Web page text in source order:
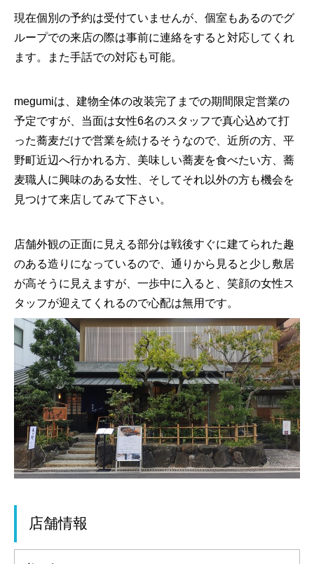
現在個別の予約は受付ていませんが、個室もあるのでグ
ループでの来店の際は事前に連絡をすると対応してくれ
ます。また手話での対応も可能。
megumiは、建物全体の改装完了までの期間限定営業の
予定ですが、当面は女性6名のスタッフで真心込めて打
った蕎麦だけで営業を続けるそうなので、近所の方、平
野町近辺へ行かれる方、美味しい蕎麦を食べたい方、蕎
麦職人に興味のある女性、そしてそれ以外の方も機会を
見つけて来店してみて下さい。
店舗外観の正面に見える部分は戦後すぐに建てられた趣
のある造りになっているので、通りから見ると少し敷居
が高そうに見えますが、一歩中に入ると、笑顔の女性ス
タッフが迎えてくれるので心配は無用です。
店舗情報